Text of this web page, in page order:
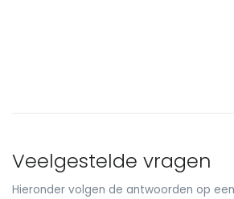
Veelgestelde vragen
Hieronder volgen de antwoorden op